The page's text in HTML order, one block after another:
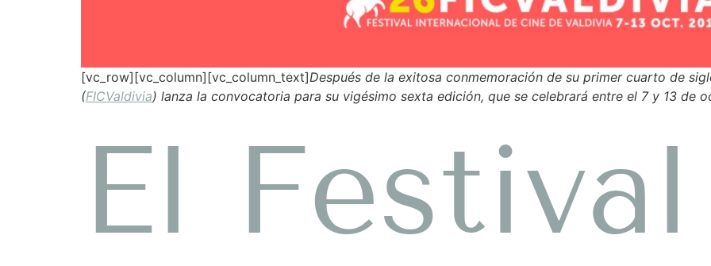
[vc_row][vc_column][vc_column_text]Después de la exitosa conmemoración de su primer cuarto de
(FICValdivia) lanza la convocatoria para su vigésimo sexta edición, que se celebrará entre el 7 y 13 de
El Festival